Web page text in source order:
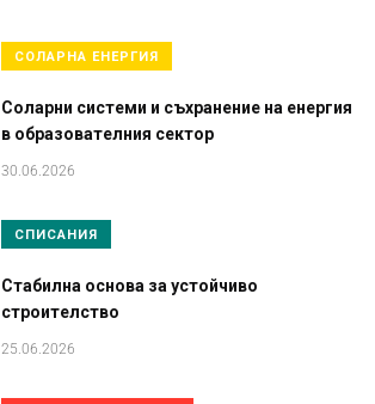
СОЛАРНА ЕНЕРГИЯ
Соларни системи и съхранение на енергия
в образователния сектор
30.06.2026
СПИСАНИЯ
Стабилна основа за устойчиво
строителство
25.06.2026